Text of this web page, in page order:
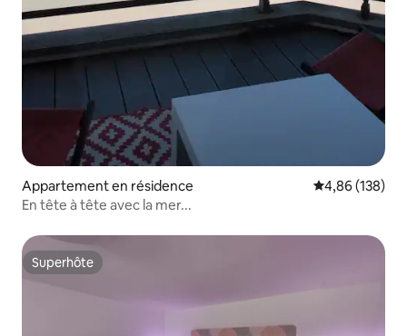
Appartement en résidence Évaluation
4,86 (138)
En tête à tête avec la mer...
Superhôte
Superhôte